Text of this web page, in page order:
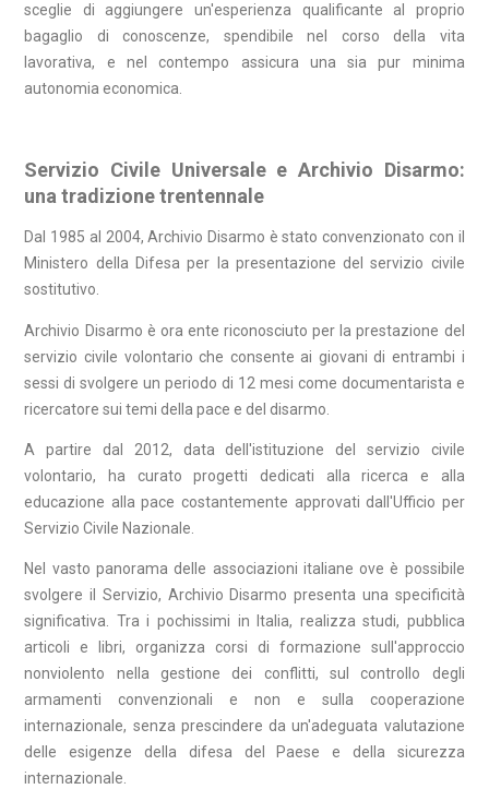
sceglie di aggiungere un'esperienza qualificante al proprio
bagaglio di conoscenze, spendibile nel corso della vita
lavorativa, e nel contempo assicura una sia pur minima
autonomia economica.
Servizio Civile Universale e Archivio Disarmo:
una tradizione trentennale
Dal 1985 al 2004, Archivio Disarmo è stato convenzionato con il
Ministero della Difesa per la presentazione del servizio civile
sostitutivo.
Archivio Disarmo è ora ente riconosciuto per la prestazione del
servizio civile volontario che consente ai giovani di entrambi i
sessi di svolgere un periodo di 12 mesi come documentarista e
ricercatore sui temi della pace e del disarmo.
A partire dal 2012, data dell'istituzione del servizio civile
volontario, ha curato progetti dedicati alla ricerca e alla
educazione alla pace costantemente approvati dall'Ufficio per
Servizio Civile Nazionale.
Nel vasto panorama delle associazioni italiane ove è possibile
svolgere il Servizio, Archivio Disarmo presenta una specificità
significativa. Tra i pochissimi in Italia, realizza studi, pubblica
articoli e libri, organizza corsi di formazione sull'approccio
nonviolento nella gestione dei conflitti, sul controllo degli
armamenti convenzionali e non e sulla cooperazione
internazionale, senza prescindere da un'adeguata valutazione
delle esigenze della difesa del Paese e della sicurezza
internazionale.